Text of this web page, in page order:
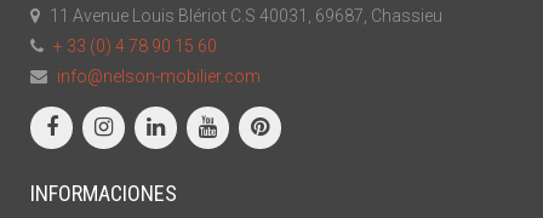
11 Avenue Louis Blériot C.S 40031, 69687, Chassieu
+ 33 (0) 4 78 90 15 60
info@nelson-mobilier.com
INFORMACIONES